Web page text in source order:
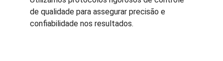
de qualidade para assegurar precisão e
confiabilidade nos resultados.